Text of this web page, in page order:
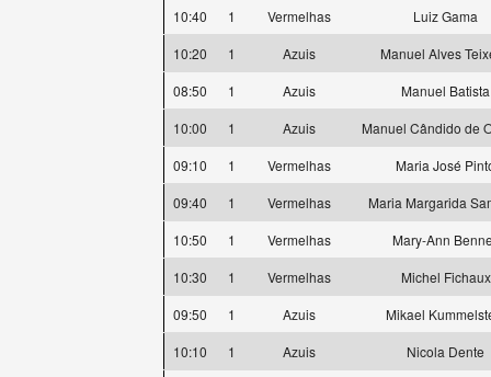
10:40
1 Vermelhas
Luiz Gama
10:20
1 Azuis
Manuel Alves
08:50
1 Azuis
Manuel Batista
10:00
1 Azuis
Manuel Cândido de
09:10
1 Vermelhas
Maria José
09:40
1 Vermelhas
Maria Margarida
10:50
1 Vermelhas
Mary-Ann
10:30
1 Vermelhas
Michel Fichaux
09:50
1 Azuis
Mikael
10:10
1 Azuis
Nicola Dente